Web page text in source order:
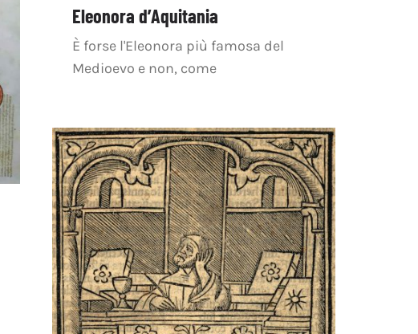
Eleonora d’Aquitania
È forse l'Eleonora più famosa del
Medioevo e non, come